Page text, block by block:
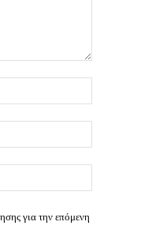
για την επόμενη